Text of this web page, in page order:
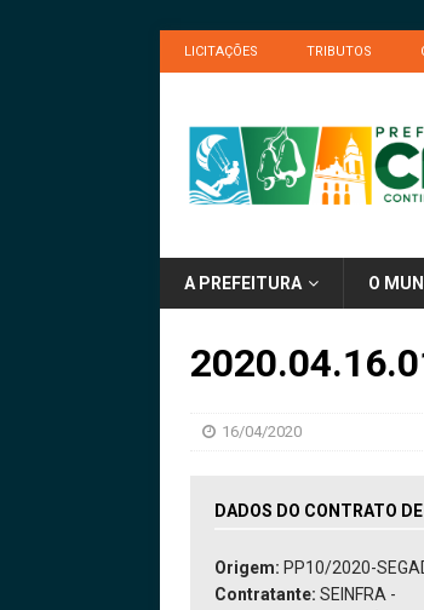
LICITAÇÕES TRIBUTOS
A PREFEITURA O
16/04/2020
DADOS DO CONTRATO
Origem: PP10/2020-
Contratante: SEINFRA -